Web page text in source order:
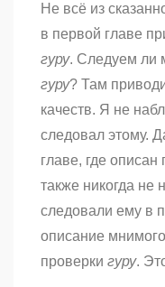
Не всё из
в первой главе
гуру. Следуем ли
гуру? Там
качеств. Я не
следовал этому.
главе, где
также никогда не
следовали ему в
описание
проверки гуру.